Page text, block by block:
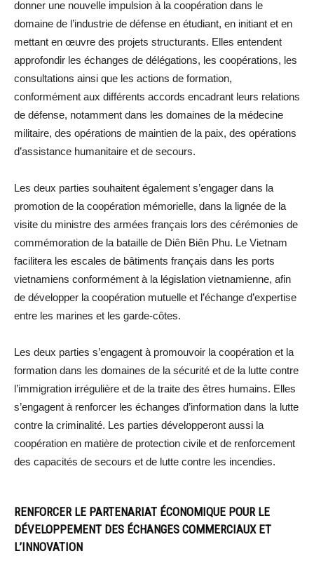
donner une nouvelle impulsion à la coopération dans le
domaine de l’industrie de défense en étudiant, en initiant et en
mettant en œuvre des projets structurants. Elles entendent
approfondir les échanges de délégations, les coopérations, les
consultations ainsi que les actions de formation,
conformément aux différents accords encadrant leurs relations
de défense, notamment dans les domaines de la médecine
militaire, des opérations de maintien de la paix, des opérations
d’assistance humanitaire et de secours.
Les deux parties souhaitent également s’engager dans la
promotion de la coopération mémorielle, dans la lignée de la
visite du ministre des armées français lors des cérémonies de
commémoration de la bataille de Diên Biên Phu. Le Vietnam
facilitera les escales de bâtiments français dans les ports
vietnamiens conformément à la législation vietnamienne, afin
de développer la coopération mutuelle et l’échange d’expertise
entre les marines et les garde-côtes.
Les deux parties s’engagent à promouvoir la coopération et la
formation dans les domaines de la sécurité et de la lutte contre
l’immigration irrégulière et de la traite des êtres humains. Elles
s’engagent à renforcer les échanges d’information dans la lutte
contre la criminalité. Les parties développeront aussi la
coopération en matière de protection civile et de renforcement
des capacités de secours et de lutte contre les incendies.
RENFORCER LE PARTENARIAT ÉCONOMIQUE POUR LE
DÉVELOPPEMENT DES ÉCHANGES COMMERCIAUX ET
L’INNOVATION